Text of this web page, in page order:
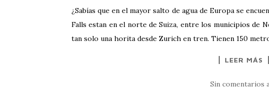
¿Sabías que en el mayor salto de agua de Europa se
Falls estan en el norte de Suiza, entre los municipios de
tan solo una horita desde Zurich en tren. Tienen 150
LEER MÁS
Sin comentarios